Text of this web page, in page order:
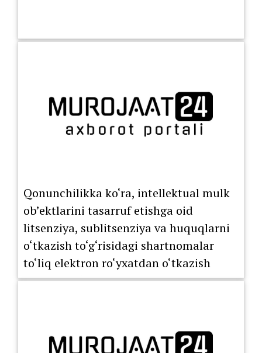
Qonunchilikka ko‘ra, intellektual mulk
ob’ektlarini tasarruf etishga oid
litsenziya, sublitsenziya va huquqlarni
o‘tkazish to‘g‘risidagi shartnomalar
to‘liq elektron ro‘yxatdan o‘tkazish
tartibiga o‘tkazildi.